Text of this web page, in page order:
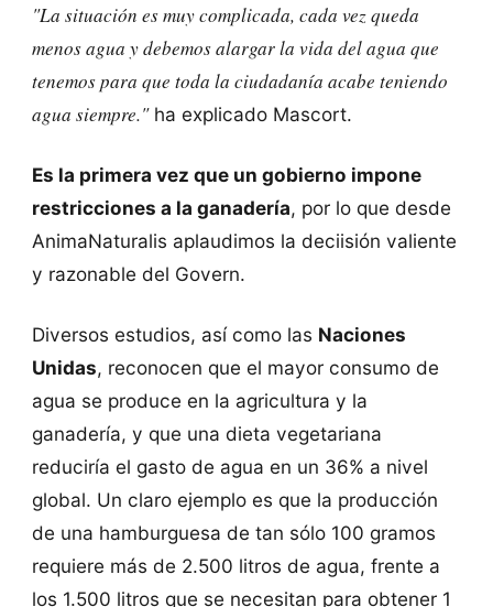
"La situación es muy complicada, cada vez queda
menos agua y debemos alargar la vida del agua que
tenemos para que toda la ciudadanía acabe teniendo
agua siempre."ha explicado Mascort.
Es la primera vez que un gobierno impone
restricciones a la ganadería, por lo que desde
AnimaNaturalis aplaudimos la deciisión valiente
y razonable del Govern.
Diversos estudios, así como las Naciones
Unidas, reconocen que el mayor consumo de
agua se produce en la agricultura y la
ganadería, y que una dieta vegetariana
reduciría el gasto de agua en un 36% a nivel
global. Un claro ejemplo es que la producción
de una hamburguesa de tan sólo 100 gramos
requiere más de 2.500 litros de agua, frente a
los 1.500 litros que se necesitan para obtener 1